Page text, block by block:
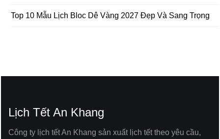
Top 10 Mẫu Lịch Bloc Dê Vàng 2027 Đẹp Và Sang Trọng
Lịch Tết An Khang
Công ty lịch tết An Khang sản xuất lịch tết theo yêu cầu,